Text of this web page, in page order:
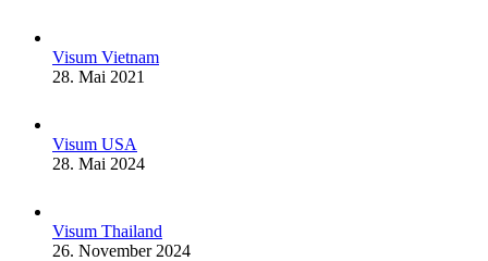
Visum Vietnam
28. Mai 2021
Visum USA
28. Mai 2024
Visum Thailand
26. November 2024